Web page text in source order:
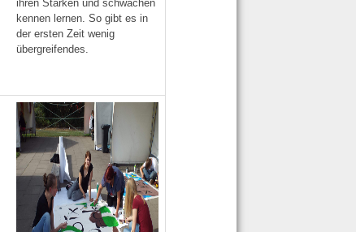
ihren Stärken und schwächen
kennen lernen. So gibt es in
der ersten Zeit wenig
übergreifendes.